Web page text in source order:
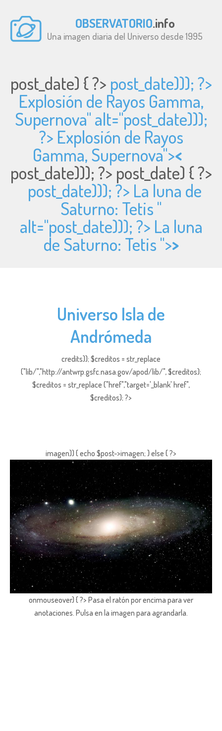
OBSERVATORIO.info
Una imagen diaria del Universo desde 1995
post_date) { ?> post_date))); ?>
Explosión de Rayos Gamma,
Supernova" alt="post_date)));
?> Explosión de Rayos
Gamma, Supernova"><
post_date))); ?> post_date) { ?>
post_date))); ?> La luna de
Saturno: Tetis "
alt="post_date))); ?> La luna
de Saturno: Tetis ">>
Universo Isla de
Andrómeda
credits)); $creditos = str_replace
("lib/","http://antwrp.gsfc.nasa.gov/apod/lib/", $creditos);
$creditos = str_replace ("href","target='_blank' href",
$creditos); ?>
imagen)) { echo $post->imagen; } else { ?>
onmouseover) { ?> Pasa el ratón por encima para ver
anotaciones. Pulsa en la imagen para agrandarla.